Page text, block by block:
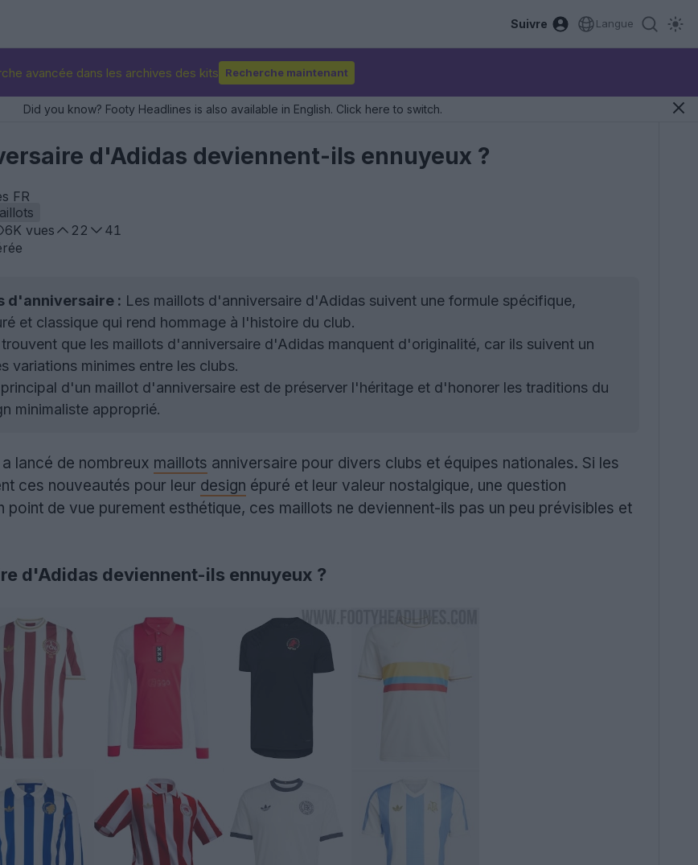
Suivre Langue
avancée dans les archives des kits Recherche maintenant
Did you know? Footy Headlines is also available in English. Click here to switch.
d'Adidas deviennent-ils ennuyeux ?
FR
6K vues 22
41
d'anniversaire : Les maillots d'anniversaire d'Adidas suivent une formule spécifique,
et classique qui rend hommage à l'histoire du club.
que les maillots d'anniversaire d'Adidas manquent d'originalité, car ils suivent un
variations minimes entre les clubs.
d'un maillot d'anniversaire est de préserver l'héritage et d'honorer les traditions du
minimaliste approprié.
a lancé de nombreux maillots anniversaire pour divers clubs et équipes nationales. Si les
ces nouveautés pour leur design épuré et leur valeur nostalgique, une question
de vue purement esthétique, ces maillots ne deviennent-ils pas un peu prévisibles et
d'Adidas deviennent-ils ennuyeux ?